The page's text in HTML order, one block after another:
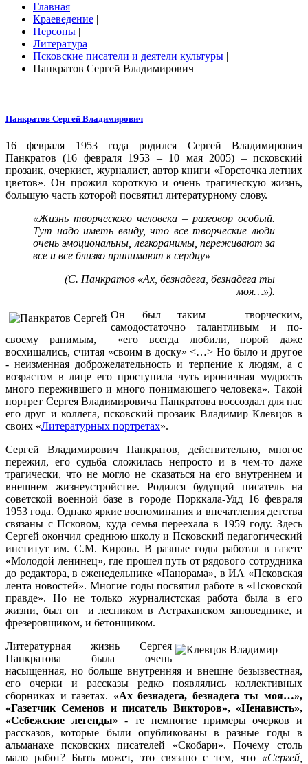
Главная |
Краеведение |
Персоны |
Литература |
Псковские писатели и деятели культуры |
Панкратов Сергей Владимирович
Панкратов Сергей Владимирович
16 февраля 1953 года родился Сергей Владимирович
Панкратов (16 февраля 1953 – 10 мая 2005) – псковский
прозаик, очеркист, журналист, автор книги «Горсточка летних
цветов». Он прожил короткую и очень трагическую жизнь,
большую часть которой посвятил литературному слову.
«Жизнь творческого человека – разговор особый.
Тут надо иметь ввиду, что все творческие люди
очень эмоциональны, легкоранимы, переживают за
все и все близко принимают к сердцу»
(С. Панкратов «Ах, безнадега, безнадега ты
моя…»).
Он был таким – творческим,
самодостаточно талантливым и по-
своему ранимым, «его всегда любили, порой даже
восхищались, считая «своим в доску» <…> Но было и другое
- неизменная доброжелательность и терпение к людям, а с
возрастом в лице его проступила чуть ироничная мудрость
много пережившего и много понимающего человека». Такой
портрет Сергея Владимировича Панкратова воссоздал для нас
его друг и коллега, псковский прозаик Владимир Клевцов в
своих «Литературных портретах».
Сергей Владимирович Панкратов, действительно, многое
пережил, его судьба сложилась непросто и в чем-то даже
трагически, что не могло не сказаться на его внутреннем и
внешнем жизнеустройстве. Родился будущий писатель на
советской военной базе в городе Порккала-Удд 16 февраля
1953 года. Однако яркие воспоминания и впечатления детства
связаны с Псковом, куда семья переехала в 1959 году. Здесь
Сергей окончил среднюю школу и Псковский педагогический
институт им. С.М. Кирова. В разные годы работал в газете
«Молодой ленинец», где прошел путь от рядового сотрудника
до редактора, в еженедельнике «Панорама», в ИА «Псковская
лента новостей». Многие годы посвятил работе в «Псковской
правде». Но не только журналистская работа была в его
жизни, был он и лесником в Астраханском заповеднике, и
фрезеровщиком, и бетонщиком.
Литературная жизнь Сергея
Панкратова была очень
насыщенная, но больше внутренняя и внешне безызвестная,
его очерки и рассказы редко появлялись коллективных
сборниках и газетах. «Ах безнадега, безнадега ты моя…»,
«Газетчик Семенов и писатель Викторов», «Ненависть»,
«Себежские легенды» - те немногие примеры очерков и
рассказов, которые были опубликованы в разные годы в
альманахе псковских писателей «Скобари». Почему столь
мало работ? Быть может, это связано с тем, что «Сергей,